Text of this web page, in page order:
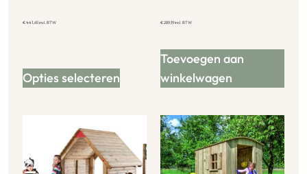
€441,65incl. BTW
Opties selecteren
€289,19incl. BTW
Toevoegen aan
winkelwagen